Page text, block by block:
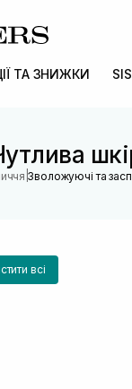
ТА ЗНИЖКИ
|Зволожуючі та
всі